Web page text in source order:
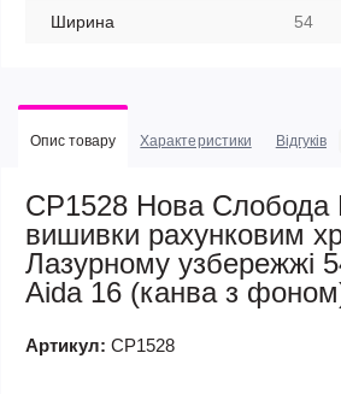
Ширина 54
Опис товару Характеристики Відгуків
СР1528 Нова Слобода
вишивки рахунковим
Лазурному узбережжі
Aida 16 (канва з
Артикул: СР1528